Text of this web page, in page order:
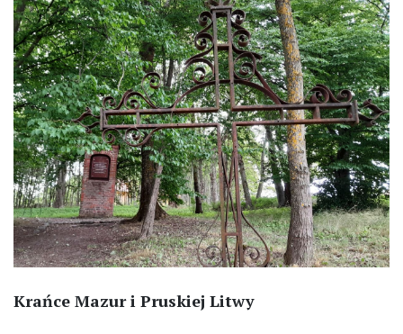
Krańce Mazur i Pruskiej Litwy